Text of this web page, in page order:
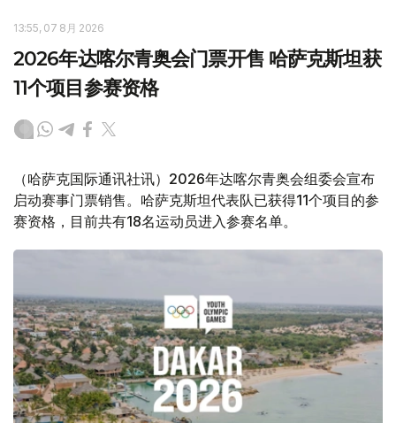
13:55, 07 8月 2026
2026年达喀尔青奥会门票开售 哈萨克斯坦获
11个项目参赛资格
（哈萨克国际通讯社讯）2026年达喀尔青奥会组委会宣布
启动赛事门票销售。哈萨克斯坦代表队已获得11个项目的参
赛资格，目前共有18名运动员进入参赛名单。